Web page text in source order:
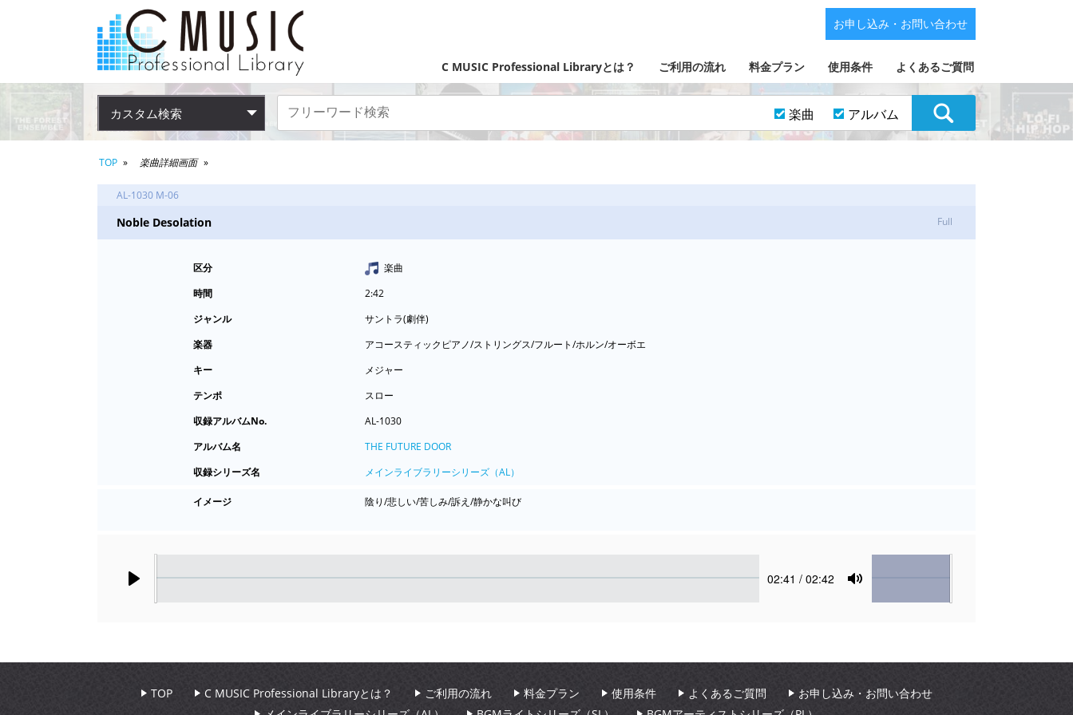
C MUSIC Professional Libraryとは？ ご利用の流れ 料金プラン 使用条件 よくあるご質問
お申し込み・お問い合わせ
カスタム検索 楽曲 アルバム
TOP 楽曲詳細画面
AL-1030 M-06
Noble Desolation Full
区分
楽曲
時間
2:42
ジャンル
サントラ(劇伴)
楽器
アコースティックピアノ/ストリングス/フルート/ホルン/オーボエ
キー
メジャー
テンポ
スロー
収録アルバムNo.
AL-1030
アルバム名
THE FUTURE DOOR
収録シリーズ名
メインライブラリーシリーズ（AL）
イメージ 陰り/悲しい/苦しみ/訴え/静かな叫び
Current
02:41 / 02:42
Mute
Volume
TOP C MUSIC Professional Libraryとは？ ご利用の流れ 料金プラン 使用条件 よくあるご質問
お申し込み・お問い合わせ